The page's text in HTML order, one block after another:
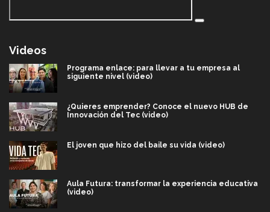
Videos
Programa enlace: para llevar a tu empresa al
siguiente nivel (video)
¿Quieres emprender? Conoce el nuevo HUB de
Innovación del Tec (video)
El joven que hizo del baile su vida (video)
Aula Futura: transformar la experiencia educativa
(video)